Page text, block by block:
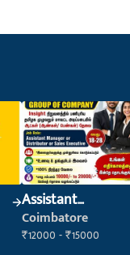
Assistant
Manager
Coimbatore
₹12000 - ₹15000